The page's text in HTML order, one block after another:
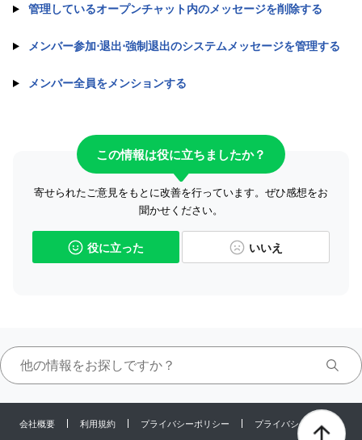
管理しているオープンチャット内のメッセージを削除する
メンバー参加⋅退出⋅強制退出のシステムメッセージを管理する
メンバー全員をメンションする
この情報は役に立ちましたか？
寄せられたご意見をもとに改善を行っています。ぜひ感想をお
聞かせください。
役に立った いいえ
会社概要 利用規約 プライバシーポリシー プライバシーセンター